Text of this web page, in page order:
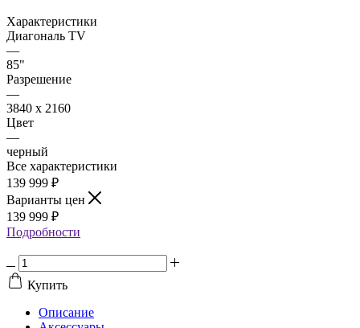
Характеристики
Диагональ TV
—
85"
Разрешение
—
3840 x 2160
Цвет
—
черный
Все характеристики
139 999 ₽
Варианты цен
139 999 ₽
Подробности
Купить
Описание